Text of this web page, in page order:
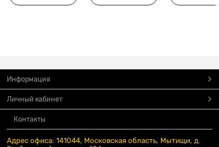
Информация
Личный кабинет
Контакты
Адрес офиса: 141044, Московская область, Мытищи, д.